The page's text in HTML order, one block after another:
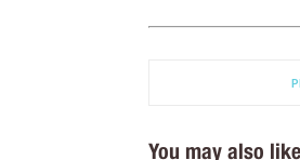
You may also like